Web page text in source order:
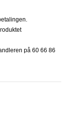
på 60 66 86